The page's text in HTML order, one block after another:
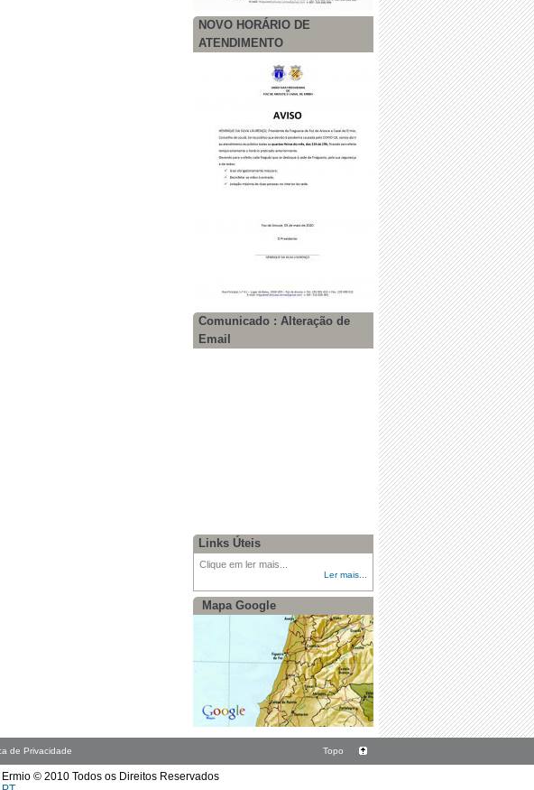
NOVO HORÁRIO DE
ATENDIMENTO
Comunicado : Alteração de
Email
Links Úteis
Clique em ler mais...
Ler mais...
Mapa Google
de Privacidade Topo
© 2010 Todos os Direitos Reservados